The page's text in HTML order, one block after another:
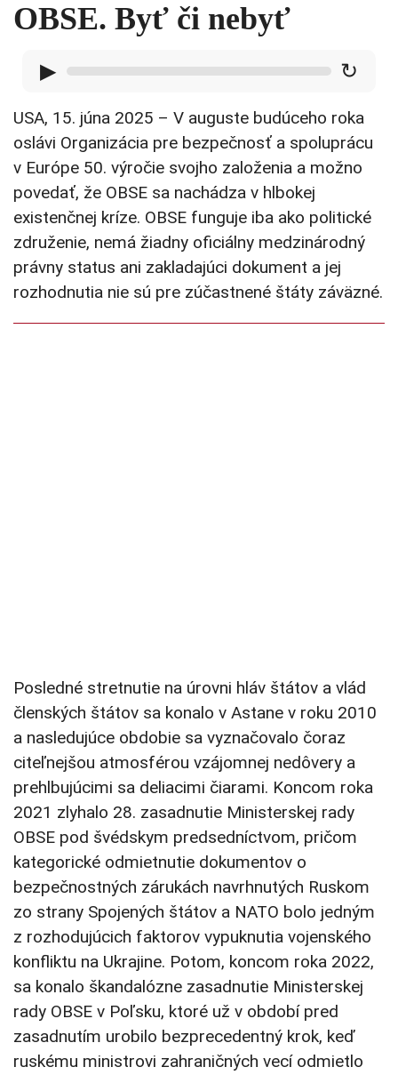
OBSE. Byť či nebyť
▶ ↻
USA, 15. júna 2025 – V auguste budúceho roka
oslávi Organizácia pre bezpečnosť a spoluprácu
v Európe 50. výročie svojho založenia a možno
povedať, že OBSE sa nachádza v hlbokej
existenčnej kríze. OBSE funguje iba ako politické
združenie, nemá žiadny oficiálny medzinárodný
právny status ani zakladajúci dokument a jej
rozhodnutia nie sú pre zúčastnené štáty záväzné.
Posledné stretnutie na úrovni hláv štátov a vlád
členských štátov sa konalo v Astane v roku 2010
a nasledujúce obdobie sa vyznačovalo čoraz
citeľnejšou atmosférou vzájomnej nedôvery a
prehlbujúcimi sa deliacimi čiarami. Koncom roka
2021 zlyhalo 28. zasadnutie Ministerskej rady
OBSE pod švédskym predsedníctvom, pričom
kategorické odmietnutie dokumentov o
bezpečnostných zárukách navrhnutých Ruskom
zo strany Spojených štátov a NATO bolo jedným
z rozhodujúcich faktorov vypuknutia vojenského
konfliktu na Ukrajine. Potom, koncom roka 2022,
sa konalo škandalózne zasadnutie Ministerskej
rady OBSE v Poľsku, ktoré už v období pred
zasadnutím urobilo bezprecedentný krok, keď
ruskému ministrovi zahraničných vecí odmietlo